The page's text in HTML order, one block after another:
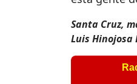
Santa Cruz,
Luis Hinojosa